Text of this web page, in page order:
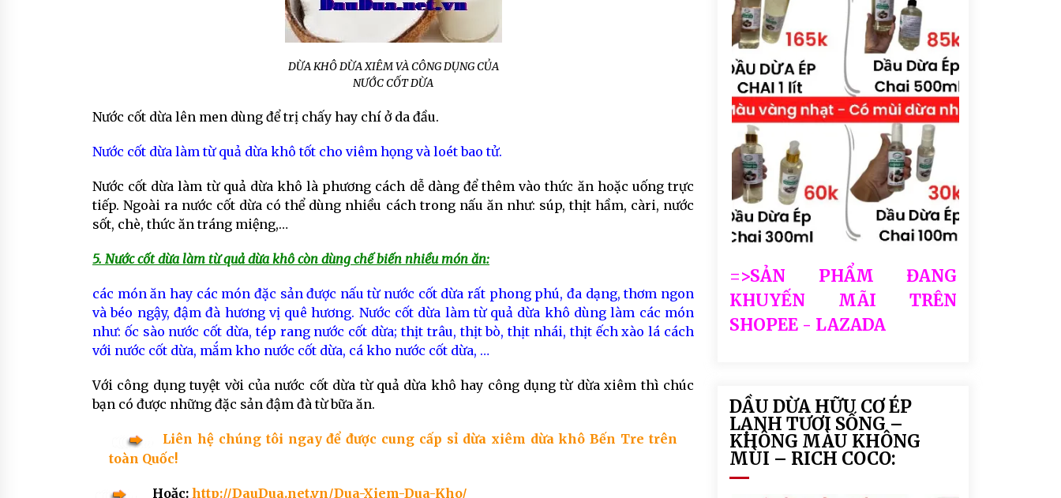
DỪA KHÔ DỪA XIÊM VÀ CÔNG DỤNG CỦA
NƯỚC CỐT DỪA
Nước cốt dừa lên men dùng để trị chấy hay chí ở da đầu.
Nước cốt dừa làm từ quả dừa khô tốt cho viêm họng và loét bao tử.
Nước cốt dừa làm từ quả dừa khô là phương cách dễ dàng để thêm vào thức ăn hoặc uống trực
tiếp. Ngoài ra nước cốt dừa có thể dùng nhiều cách trong nấu ăn như: súp, thịt hầm, càri, nước
sốt, chè, thức ăn tráng miệng,…
5. Nước cốt dừa làm từ quả dừa khô còn dùng chế biến nhiều món ăn:
các món ăn hay các món đặc sản được nấu từ nước cốt dừa rất phong phú, đa dạng, thơm ngon
và béo ngậy, đậm đà hương vị quê hương. Nước cốt dừa làm từ quả dừa khô dùng làm các món
như: ốc sào nước cốt dừa, tép rang nước cốt dừa; thịt trâu, thịt bò, thịt nhái, thịt ếch xào lá cách
với nước cốt dừa, mắm kho nước cốt dừa, cá kho nước cốt dừa, …
Với công dụng tuyệt vời của nước cốt dừa từ quả dừa khô hay công dụng từ dừa xiêm thì chúc
bạn có được những đặc sản đậm đà từ bữa ăn.
Liên hệ chúng tôi ngay để được cung cấp sỉ dừa xiêm dừa khô Bến Tre trên
toàn Quốc!
Hoặc: http://DauDua.net.vn/Dua-Xiem-Dua-Kho/
=>SẢN PHẨM ĐANG
KHUYẾN MÃI TRÊN
SHOPEE - LAZADA
DẦU DỪA HỮU CƠ ÉP
LẠNH TƯƠI SỐNG –
KHÔNG MÀU KHÔNG
MÙI – RICH COCO: